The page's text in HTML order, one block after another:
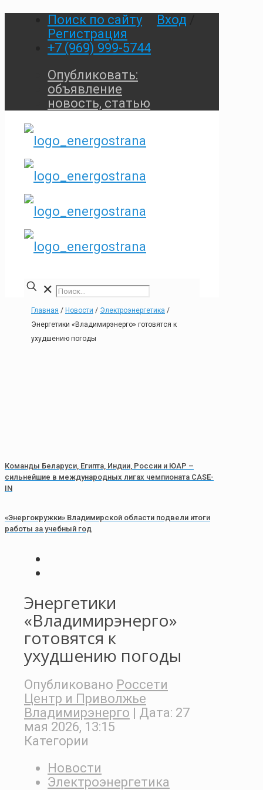
Поиск по сайту Вход
Регистрация
+7 (969) 999-5744
Опубликовать:
объявление
новость, статью
✕
Главная / Новости / Электроэнергетика /
Энергетики «Владимирэнерго» готовятся к
ухудшению погоды
Команды Беларуси, Египта, Индии, России и ЮАР –
сильнейшие в международных лигах чемпионата CASE-
IN
«Энергокружки» Владимирской области подвели итоги
работы за учебный год
Энергетики
«Владимирэнерго»
готовятся к
ухудшению погоды
Опубликовано Россети
Центр и Приволжье
Владимирэнерго
| Дата: 27
мая 2026, 13:15
Категории
Новости
Электроэнергетика